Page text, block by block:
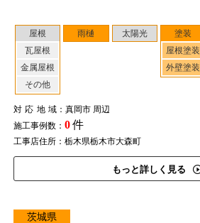
屋根
瓦屋根
金属屋根
その他
雨樋 太陽光
塗装
屋根塗装
外壁塗装
対応地域：真岡市 周辺
施工事例数： 0件
工事店住所：栃木県栃木市大森町
もっと詳しく見る
茨城県